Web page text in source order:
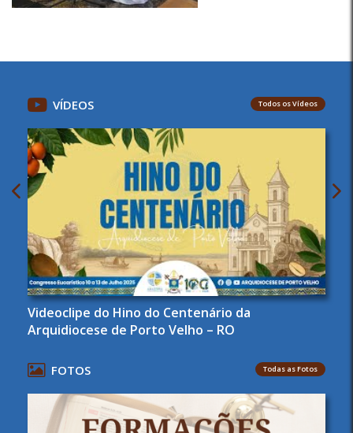
VÍDEOS Todos os Vídeos
Videoclipe do Hino do Centenário da
Arquidiocese de Porto Velho – RO
FOTOS Todas as Fotos